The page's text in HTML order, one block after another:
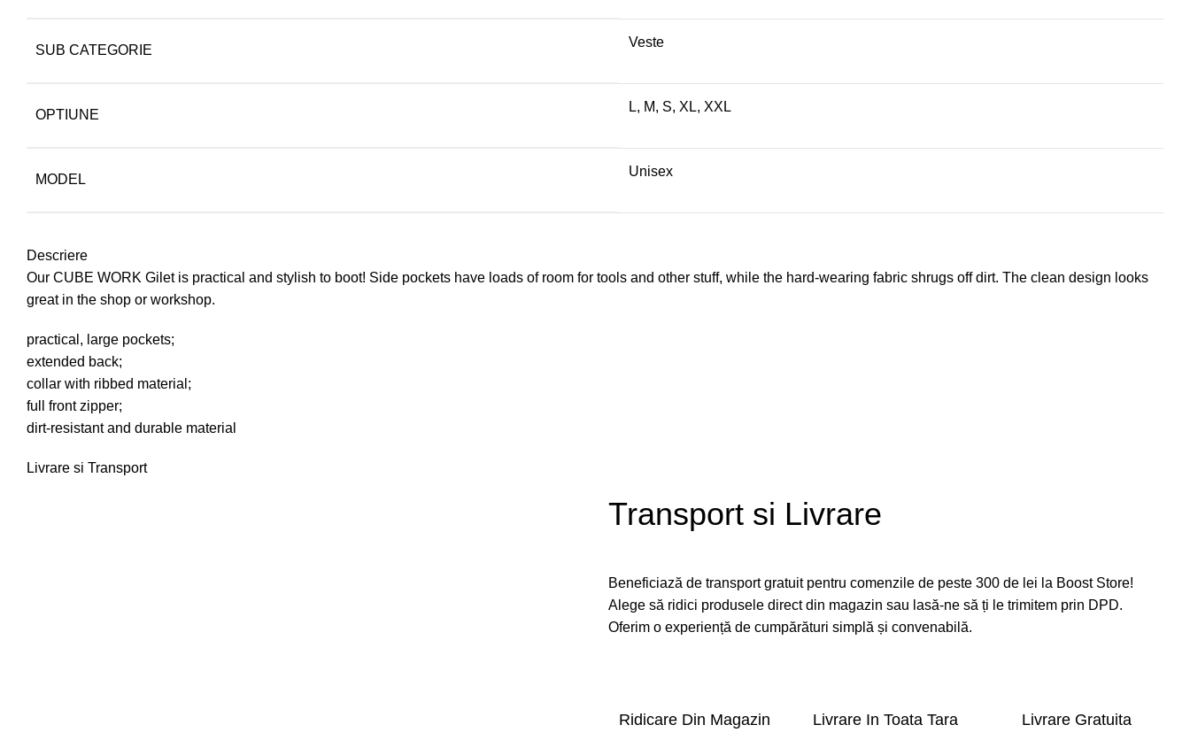
SUB CATEGORIE
Veste
OPTIUNE
L, M, S, XL, XXL
MODEL
Unisex
Descriere
Our CUBE WORK Gilet is practical and stylish to boot! Side pockets have loads of room for tools and other stuff, while the hard-wearing fabric shrugs off dirt. The clean design looks
great in the shop or workshop.
practical, large pockets;
extended back;
collar with ribbed material;
full front zipper;
dirt-resistant and durable material
Livrare si Transport
Transport si Livrare
Beneficiază de transport gratuit pentru comenzile de peste 300 de lei la Boost Store!
Alege să ridici produsele direct din magazin sau lasă-ne să ți le trimitem prin DPD.
Oferim o experiență de cumpărături simplă și convenabilă.
Ridicare Din Magazin Livrare In Toata Tara Livrare Gratuita